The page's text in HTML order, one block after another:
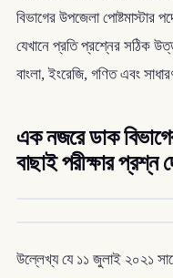
বিভাগের উপজেলা পোষ্টমাস্টার
যেখানে প্রতি প্রশ্নের সঠিক
বাংলা, ইংরেজি, গণিত এবং
এক নজরে ডাক
বাছাই পরীক্ষার প্রশ্ন
উল্লেখ্য যে ১১ জুলাই ২০২১